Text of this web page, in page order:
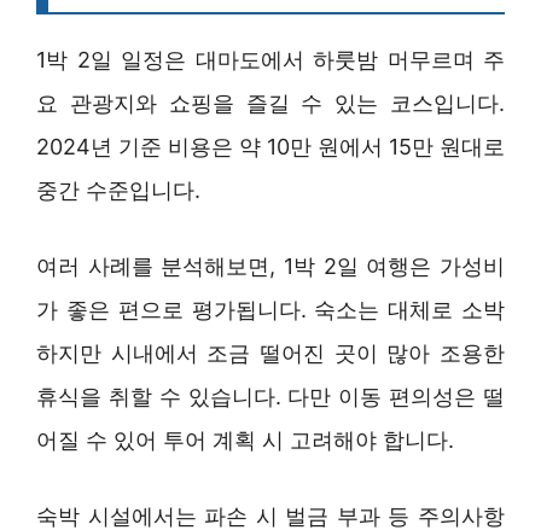
1박 2일 일정은 대마도에서 하룻밤 머무르며 주
요 관광지와 쇼핑을 즐길 수 있는 코스입니다.
2024년 기준 비용은 약 10만 원에서 15만 원대로
중간 수준입니다.
여러 사례를 분석해보면, 1박 2일 여행은 가성비
가 좋은 편으로 평가됩니다. 숙소는 대체로 소박
하지만 시내에서 조금 떨어진 곳이 많아 조용한
휴식을 취할 수 있습니다. 다만 이동 편의성은 떨
어질 수 있어 투어 계획 시 고려해야 합니다.
숙박 시설에서는 파손 시 벌금 부과 등 주의사항